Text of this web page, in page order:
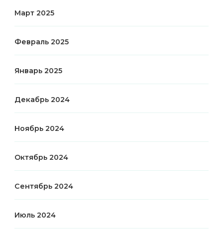
Март 2025
Февраль 2025
Январь 2025
Декабрь 2024
Ноябрь 2024
Октябрь 2024
Сентябрь 2024
Июль 2024